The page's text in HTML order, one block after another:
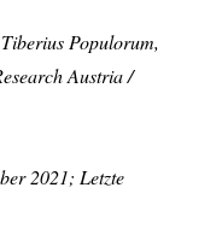
Populorum,
Austria /
2021; Letzte